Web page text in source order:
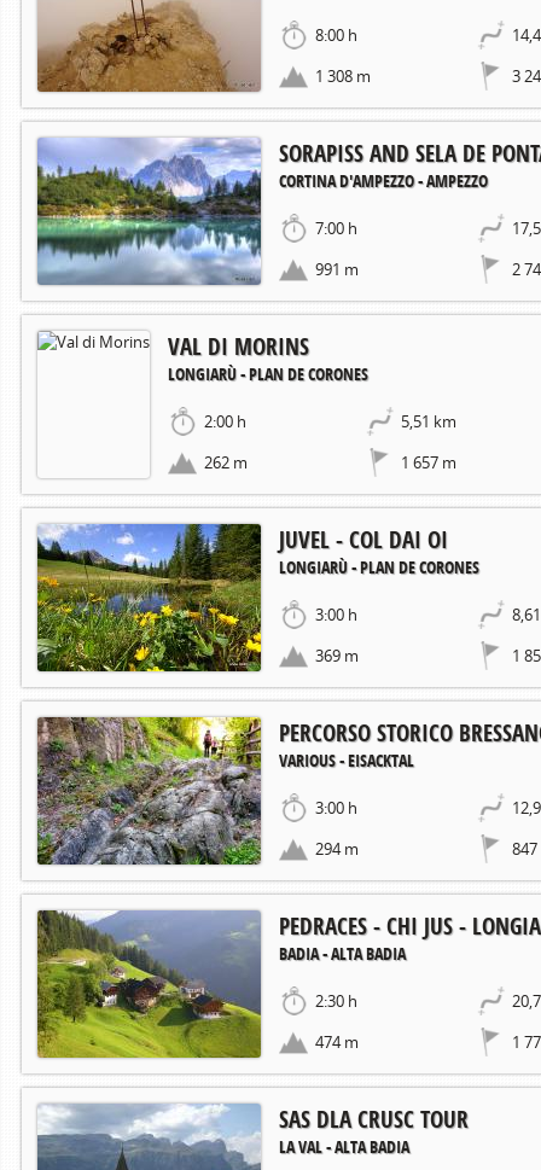
8:00 h
1 308 m
3
SORAPISS AND SELA DE
CORTINA D'AMPEZZO - AMPEZZO
7:00 h
991 m
2
VAL DI MORINS
LONGIARÙ - PLAN DE CORONES
2:00 h
5,51 km
262 m
1 657 m
JUVEL - COL DAI OI
LONGIARÙ - PLAN DE CORONES
3:00 h
369 m
1
PERCORSO STORICO
VARIOUS - EISACKTAL
3:00 h
294 m
PEDRACES - CHI JUS -
BADIA - ALTA BADIA
2:30 h
474 m
1
SAS DLA CRUSC TOUR
LA VAL - ALTA BADIA